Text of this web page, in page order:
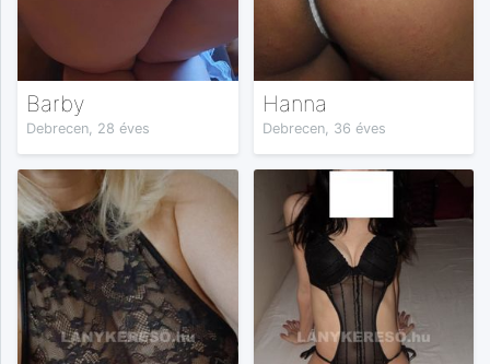
Barby
Debrecen, 28 éves
Hanna
Debrecen, 36 éves